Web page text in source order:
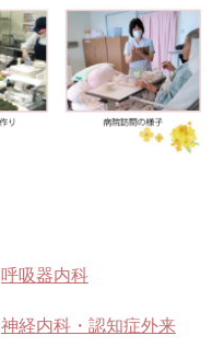
呼吸器内科
神経内科・認知症外来